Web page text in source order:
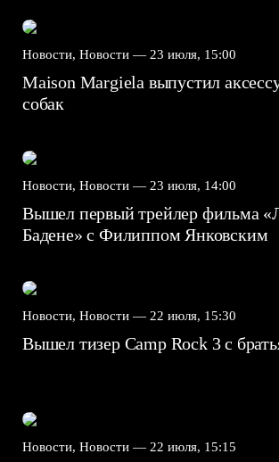
Новости, Новости — 23 июля, 15:00
Maison Margiela выпустил
собак
Новости, Новости — 23 июля, 14:00
Вышел первый трейлер фильма
Бадене» с Филиппом Янковским
Новости, Новости — 22 июля, 15:30
Вышел тизер Camp Rock 3 с
Новости, Новости — 22 июля, 15:15